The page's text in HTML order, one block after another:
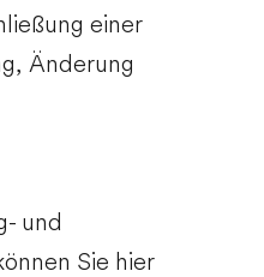
einer
Änderung
und
Sie hier